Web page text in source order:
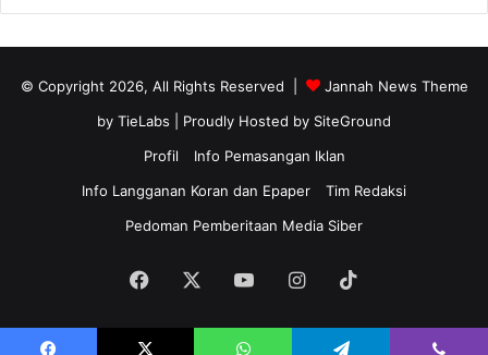
© Copyright 2026, All Rights Reserved |
Jannah News Theme
by TieLabs | Proudly Hosted by SiteGround
Profil
Info Pemasangan Iklan
Info Langganan Koran dan Epaper
Tim Redaksi
Pedoman Pemberitaan Media Siber
Facebook YouTubeInstagram